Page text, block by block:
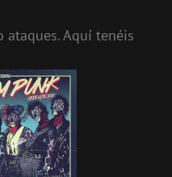
ataques. Aquí tenéis